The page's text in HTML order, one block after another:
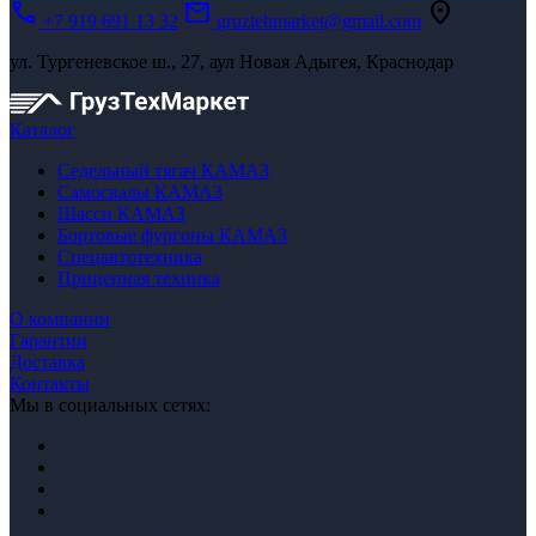
call +7 919 691 13 32 mail gruztehmarket@gmail.com location_on
ул. Тургеневское ш., 27, аул Новая Адыгея, Краснодар
Каталог
Седельный тягач КАМАЗ
Самосвалы КАМАЗ
Шасси КАМАЗ
Бортовые фургоны КАМАЗ
Спецавтотехника
Прицепная техника
О компании
Гарантии
Доставка
Контакты
Мы в социальных сетях: